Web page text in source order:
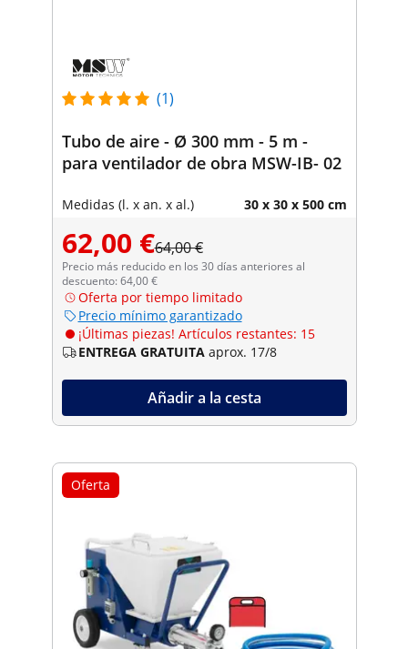
(1)
Tubo de aire - Ø 300 mm - 5 m -
para ventilador de obra MSW-IB- 02
Medidas (l. x an. x al.) 30 x 30 x 500 cm
62,00 €64,00 €
Precio más reducido en los 30 días anteriores al
descuento: 64,00 €
Oferta por tiempo limitado
Precio mínimo garantizado
¡Últimas piezas! Artículos restantes: 15
ENTREGA GRATUITA aprox. 17/8
Añadir a la cesta
Oferta